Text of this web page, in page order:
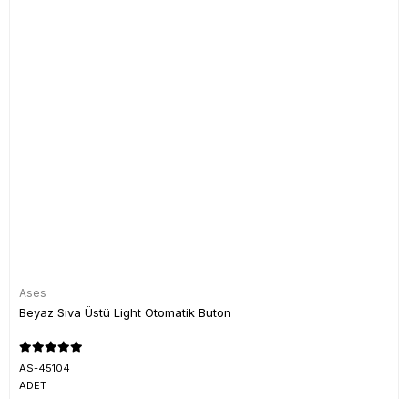
Ases
Beyaz Sıva Üstü Light Otomatik Buton
AS-45104
ADET